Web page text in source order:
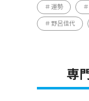
運勢
野呂佳代
専